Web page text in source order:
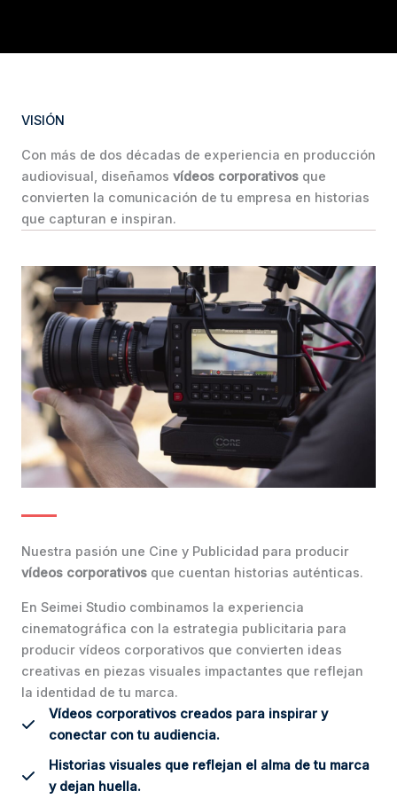
VISIÓN
Con más de dos décadas de experiencia en producción
audiovisual, diseñamos vídeos corporativos que
convierten la comunicación de tu empresa en historias
que capturan e inspiran.
Nuestra pasión une Cine y Publicidad para producir
vídeos corporativos que cuentan historias auténticas.
En Seimei Studio combinamos la experiencia
cinematográfica con la estrategia publicitaria para
producir vídeos corporativos que convierten ideas
creativas en piezas visuales impactantes que reflejan
la identidad de tu marca.
Vídeos corporativos creados para inspirar y
conectar con tu audiencia.
Historias visuales que reflejan el alma de tu marca
y dejan huella.